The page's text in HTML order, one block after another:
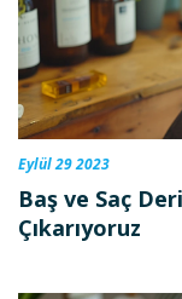
Eylül 29 2023
Baş ve Saç
Çıkarıyoruz